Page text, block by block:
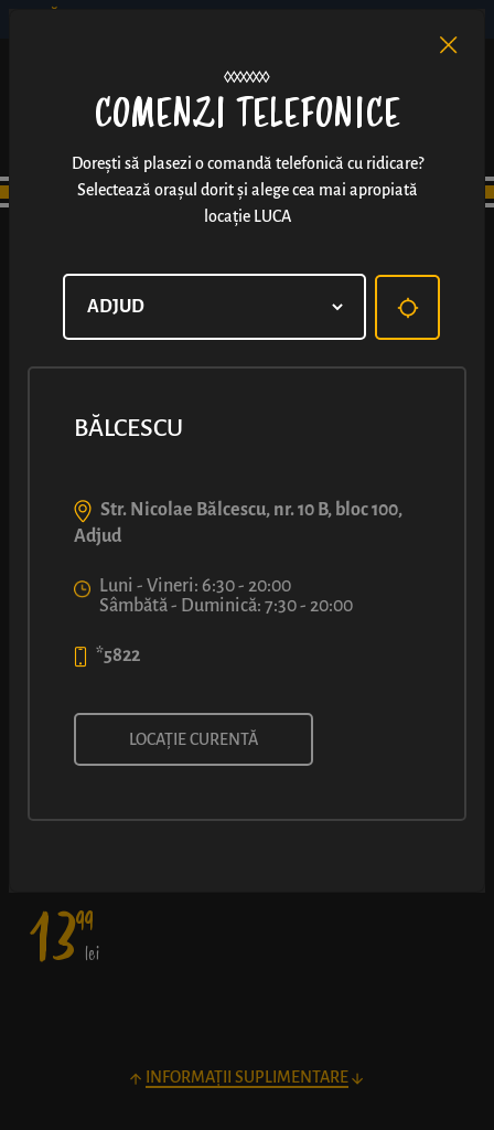
SANDVIȘ CU ȘUNCĂ DE CURCAN
de brânză, șuncă fină din piept de curcan, roșii proaspete și
1399
lei
INFORMAȚII SUPLIMENTARE
COMENZI TELEFONICE
Dorești să plasezi o comandă telefonică cu ridicare?
Selectează orașul dorit și alege cea mai apropiată
locație LUCA
BĂLCESCU
Str. Nicolae Bălcescu, nr. 10 B, bloc 100,
Adjud
Luni - Vineri: 6:30 - 20:00
Sâmbătă - Duminică: 7:30 - 20:00
*5822
LOCAȚIE CURENTĂ